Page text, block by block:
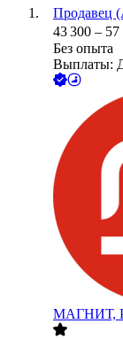
Продавец
43 300 – 57
Без опыта
Выплаты:
МАГНИТ,